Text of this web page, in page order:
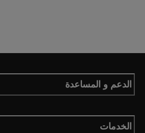
الدعم و المساعدة
الخدمات